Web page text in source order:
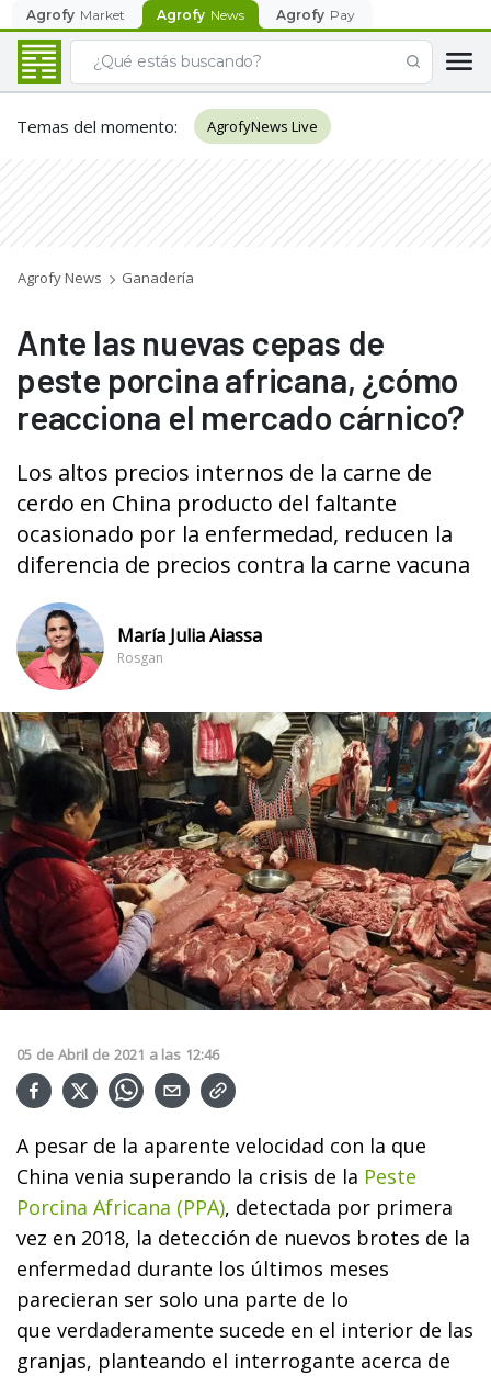
Agrofy Market Agrofy News Agrofy Pay
Temas del momento: AgrofyNews Live
Agrofy News Ganadería
Ante las nuevas cepas de
peste porcina africana, ¿cómo
reacciona el mercado cárnico?
Los altos precios internos de la carne de
cerdo en China producto del faltante
ocasionado por la enfermedad, reducen la
diferencia de precios contra la carne vacuna
María Julia Aiassa
Rosgan
05 de Abril de 2021 a las 12:46
A pesar de la aparente velocidad con la que
China venia superando la crisis de la Peste
Porcina Africana (PPA), detectada por primera
vez en 2018, la detección de nuevos brotes de la
enfermedad durante los últimos meses
parecieran ser solo una parte de lo
que verdaderamente sucede en el interior de las
granjas, planteando el interrogante acerca de